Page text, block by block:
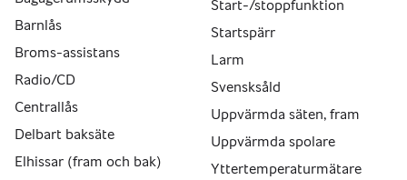
Finansiering, garanti & försäkring
Vi erbjuder trygghet och flexibilitet genom våra
samarbetspartners:
MyMoney Bank – billån med konkurrenskraftiga villkor
Fragus Group – garanti via etablerad garantigrupp
ICA Försäkring – 2 veckors prova-på-försäkring ingår
Barnlås
Broms-assistans
Radio/CD
Centrallås
Delbart baksäte
Elhissar (fram och bak)
Start-/stoppfunktion
Startspärr
Larm
Svensksåld
Uppvärmda säten, fram
Uppvärmda spolare
Yttertemperaturmätare